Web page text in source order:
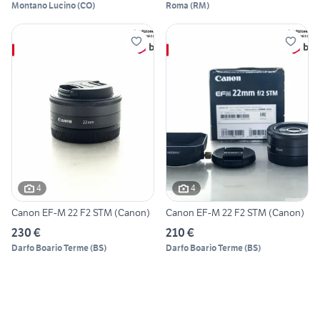
Montano Lucino(CO) Roma (RM)
4
Canon EF-M 22 F2 STM (Canon)
230 €
Darfo Boario Terme(BS)
4
Canon EF-M 22 F2 STM (Canon)
210 €
Darfo Boario Terme(BS)